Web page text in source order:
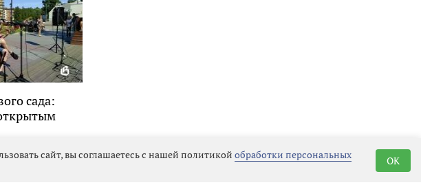
сада:
сайт, вы соглашаетесь с нашей политикой обработки персональных
OK